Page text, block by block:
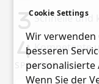
Schnelle und
Kompetente
SPRACHE
Cookie Settings
Wir verwenden
besseren
personalisierte
Wenn Sie der